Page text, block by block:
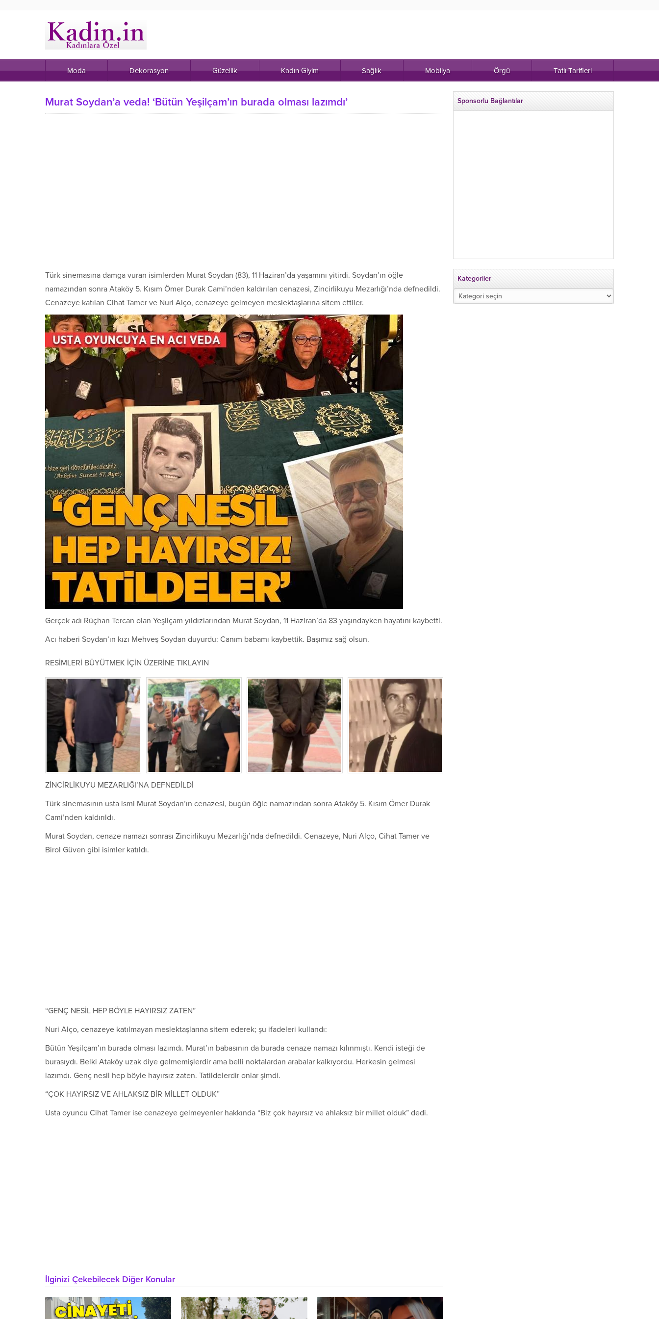
Moda Dekorasyon Güzellik Kadın Giyim Sağlık Mobilya Örgü Tatlı Tarifleri
Murat Soydan’a veda! ‘Bütün Yeşilçam’ın burada olması lazımdı’
Türk sinemasına damga vuran isimlerden Murat Soydan (83), 11 Haziran’da yaşamını yitirdi. Soydan’ın öğle
namazından sonra Ataköy 5. Kısım Ömer Durak Cami’nden kaldırılan cenazesi, Zincirlikuyu Mezarlığı’nda defnedildi.
Cenazeye katılan Cihat Tamer ve Nuri Alço, cenazeye gelmeyen meslektaşlarına sitem ettiler.
Gerçek adı Rüçhan Tercan olan Yeşilçam yıldızlarından Murat Soydan, 11 Haziran’da 83 yaşındayken hayatını kaybetti.
Acı haberi Soydan’ın kızı Mehveş Soydan duyurdu: Canım babamı kaybettik. Başımız sağ olsun.
RESİMLERİ BÜYÜTMEK İÇİN ÜZERİNE TIKLAYIN
ZİNCİRLİKUYU MEZARLIĞI’NA DEFNEDİLDİ
Türk sinemasının usta ismi Murat Soydan’ın cenazesi, bugün öğle namazından sonra Ataköy 5. Kısım Ömer Durak
Cami’nden kaldırıldı.
Murat Soydan, cenaze namazı sonrası Zincirlikuyu Mezarlığı’nda defnedildi. Cenazeye, Nuri Alço, Cihat Tamer ve
Birol Güven gibi isimler katıldı.
“GENÇ NESİL HEP BÖYLE HAYIRSIZ ZATEN”
Nuri Alço, cenazeye katılmayan meslektaşlarına sitem ederek; şu ifadeleri kullandı:
Bütün Yeşilçam’ın burada olması lazımdı. Murat’ın babasının da burada cenaze namazı kılınmıştı. Kendi isteği de
burasıydı. Belki Ataköy uzak diye gelmemişlerdir ama belli noktalardan arabalar kalkıyordu. Herkesin gelmesi
lazımdı. Genç nesil hep böyle hayırsız zaten. Tatildelerdir onlar şimdi.
“ÇOK HAYIRSIZ VE AHLAKSIZ BİR MİLLET OLDUK”
Usta oyuncu Cihat Tamer ise cenazeye gelmeyenler hakkında “Biz çok hayırsız ve ahlaksız bir millet olduk” dedi.
İlginizi Çekebilecek Diğer Konular
Sponsorlu Bağlantılar
Kategoriler
Kategoriler